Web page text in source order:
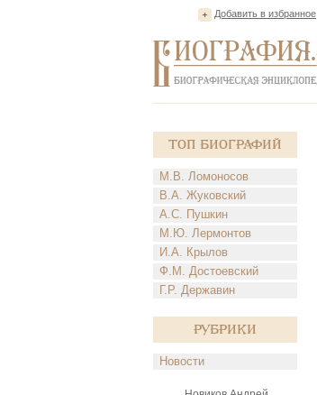
Добавить в избранное
Топ Биографий
М.В. Ломоносов
В.А. Жуковский
А.С. Пушкин
М.Ю. Лермонтов
И.А. Крылов
Ф.М. Достоевский
Г.Р. Державин
Рубрики
Новости